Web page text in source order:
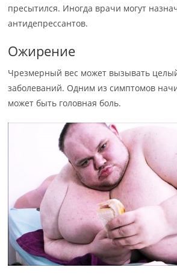
пресытился. Иногда врачи могут
антидепрессантов.
Ожирение
Чрезмерный вес может вызывать
заболеваний. Одним из симптомов
может быть головная боль.